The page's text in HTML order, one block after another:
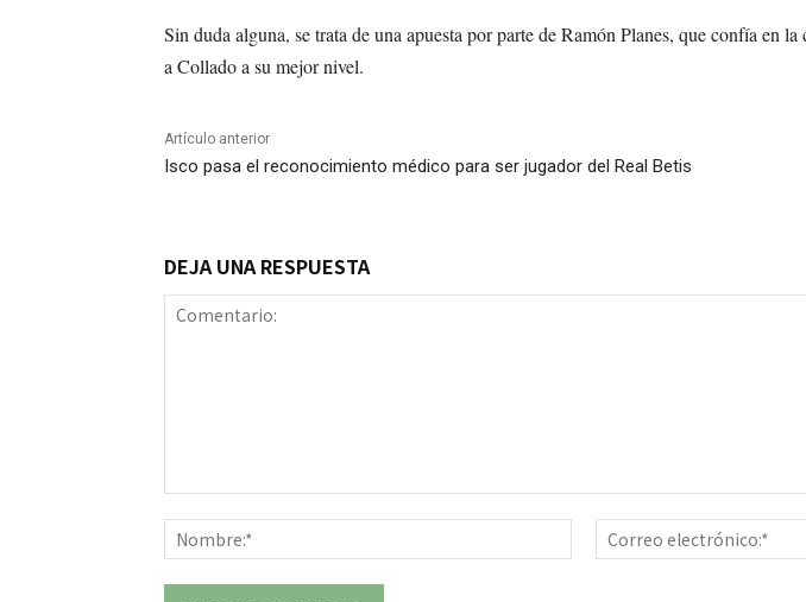
Sin duda alguna, se trata de una apuesta por parte de Ramón Planes, que confía en
a Collado a su mejor nivel.
Artículo anterior
Isco pasa el reconocimiento médico para ser jugador del Real Betis
DEJA UNA RESPUESTA
Nombre:*